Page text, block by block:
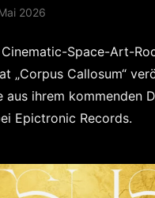
2026
Space-Art-
„Corpus Callosum“
aus ihrem kommenden
Epictronic Records.